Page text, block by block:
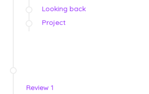
Looking back
Project
Review 1